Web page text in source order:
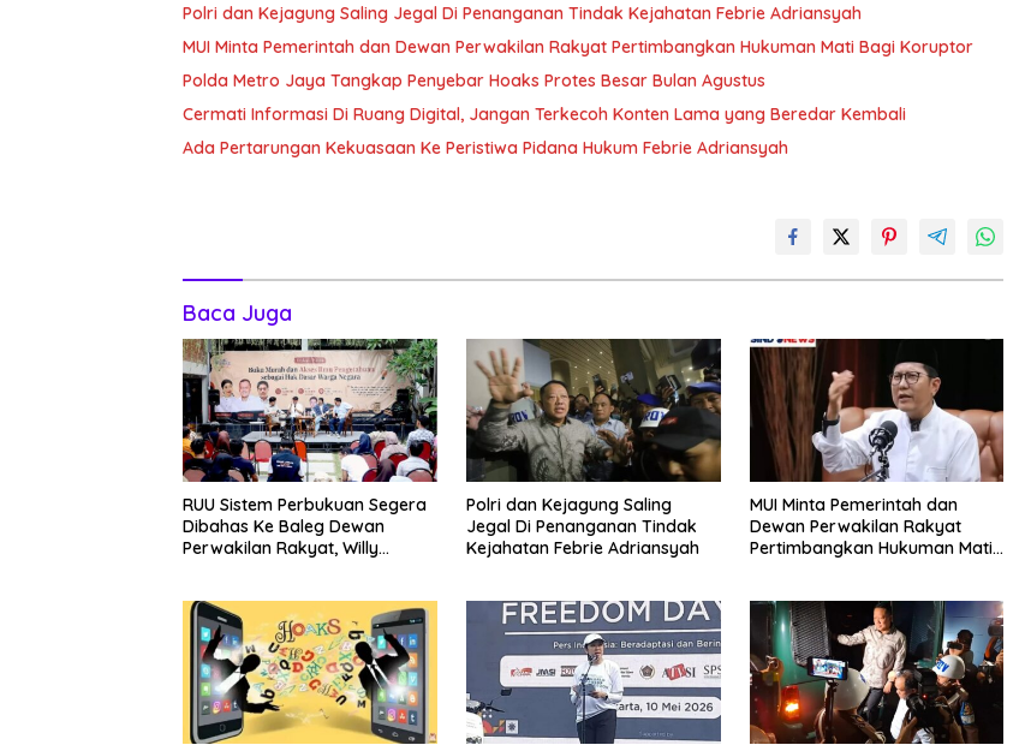
Polri dan Kejagung Saling Jegal Di Penanganan Tindak Kejahatan Febrie Adriansyah
MUI Minta Pemerintah dan Dewan Perwakilan Rakyat Pertimbangkan Hukuman Mati Bagi Koruptor
Polda Metro Jaya Tangkap Penyebar Hoaks Protes Besar Bulan Agustus
Cermati Informasi Di Ruang Digital, Jangan Terkecoh Konten Lama yang Beredar Kembali
Ada Pertarungan Kekuasaan Ke Peristiwa Pidana Hukum Febrie Adriansyah
Baca Juga
RUU Sistem Perbukuan Segera
Dibahas Ke Baleg Dewan
Perwakilan Rakyat, Willy
Polri dan Kejagung Saling
Jegal Di Penanganan Tindak
Kejahatan Febrie Adriansyah
MUI Minta Pemerintah dan
Dewan Perwakilan Rakyat
Pertimbangkan Hukuman Mati